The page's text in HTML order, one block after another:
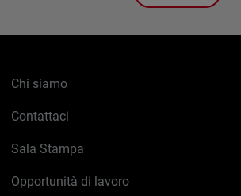
Chi siamo
Contattaci
Sala Stampa
Opportunità di lavoro